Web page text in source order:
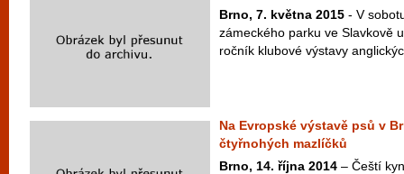
Brno, 7. května 2015 - V
zámeckého parku ve Slavkově
ročník klubové výstavy
Na Evropské výstavě psů v
čtyřnohých mazlíčků
Brno, 14. října 2014 – Čeští